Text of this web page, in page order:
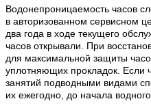
Водонепроницаемость часов
в авторизованном сервисном
два года в ходе текущего
часов открывали. При
для максимальной защиты
уплотняющих прокладок. Если
занятий подводными видами
их ежегодно, до начала водного